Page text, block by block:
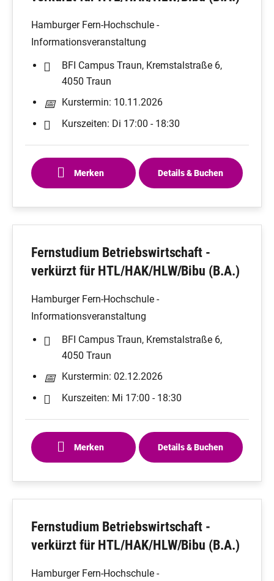
Hamburger Fern-Hochschule -
Informationsveranstaltung
BFI Campus Traun, Kremstalstraße 6,
4050 Traun
Kurstermin: 10.11.2026
Kurszeiten: Di 17:00 - 18:30
Merken Details & Buchen
Fernstudium Betriebswirtschaft -
verkürzt für HTL/HAK/HLW/Bibu (B.A.)
Hamburger Fern-Hochschule -
Informationsveranstaltung
BFI Campus Traun, Kremstalstraße 6,
4050 Traun
Kurstermin: 02.12.2026
Kurszeiten: Mi 17:00 - 18:30
Merken Details & Buchen
Fernstudium Betriebswirtschaft -
verkürzt für HTL/HAK/HLW/Bibu (B.A.)
Hamburger Fern-Hochschule -